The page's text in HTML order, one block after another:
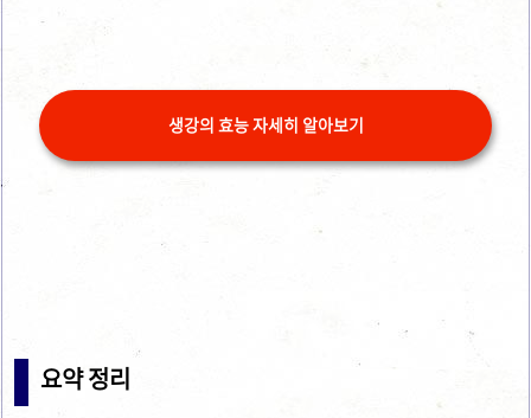
생강의 효능 자세히 알아보기
요약 정리